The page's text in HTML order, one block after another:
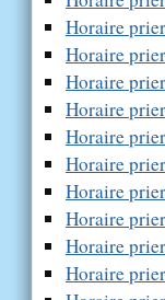
Horaire
Horaire
Horaire
Horaire
Horaire
Horaire
Horaire
Horaire
Horaire
Horaire